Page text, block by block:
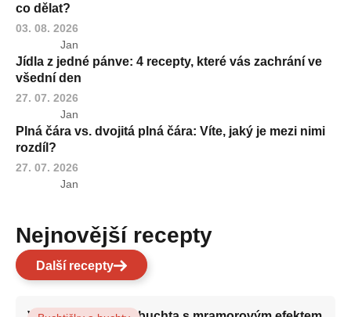
co dělat?
03. 08. 2026
Jan
Jídla z jedné pánve: 4 recepty, které vás zachrání ve
všední den
27. 07. 2026
Jan
Plná čára vs. dvojitá plná čára: Víte, jaký je mezi nimi
rozdíl?
27. 07. 2026
Jan
Nejnovější recepty
Další recepty